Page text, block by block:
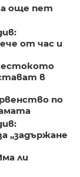
още пет
от час и
в
по
„задържане
ли